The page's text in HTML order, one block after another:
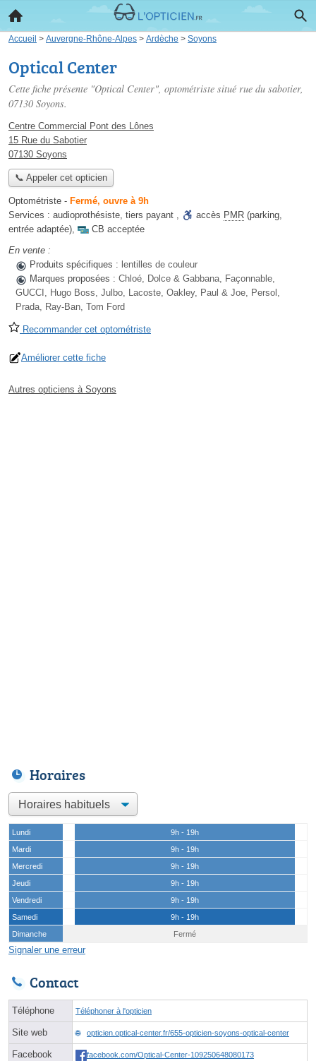
Accueil > Auvergne-Rhône-Alpes > Ardèche > Soyons
Optical Center
Cette fiche présente "Optical Center", optométriste situé rue du sabotier,
07130 Soyons.
Centre Commercial Pont des Lônes
15 Rue du Sabotier
07130 Soyons
📞 Appeler cet opticien
Optométriste - Fermé, ouvre à 9h
Services : audioprothésiste, tiers payant , accès PMR (parking,
entrée adaptée),
CB acceptée
En vente :
Produits spécifiques : lentilles de couleur
Marques proposées : Chloé, Dolce & Gabbana, Façonnable,
GUCCI, Hugo Boss, Julbo, Lacoste, Oakley, Paul & Joe, Persol,
Prada, Ray-Ban, Tom Ford
Recommander cet optométriste
Améliorer cette fiche
Autres opticiens à Soyons
Horaires
Lundi
9h - 19h
Mardi
9h - 19h
Mercredi
9h - 19h
Jeudi
9h - 19h
Vendredi
9h - 19h
Samedi
9h - 19h
Dimanche
Fermé
Signaler une erreur
Contact
Téléphone Téléphoner à l'opticien
Site web opticien.optical-center.fr/655-opticien-soyons-optical-center
Facebook facebook.com/Optical-Center-109250648080173